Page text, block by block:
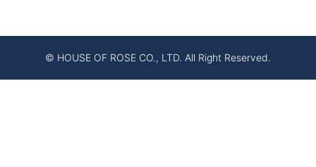
© HOUSE OF ROSE CO., LTD. All Right Reserved.